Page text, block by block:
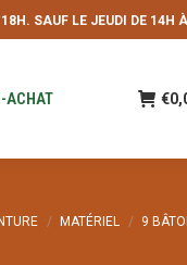
SAUF LE JEUDI DE 14H
ACHAT €
MATÉRIEL 9